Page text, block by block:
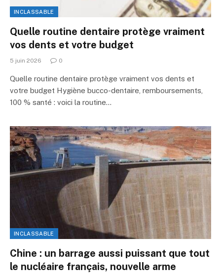
INCLASSABLE
Quelle routine dentaire protège vraiment
vos dents et votre budget
5 juin 2026 0
Quelle routine dentaire protège vraiment vos dents et
votre budget Hygiène bucco-dentaire, remboursements,
100 % santé : voici la routine…
INCLASSABLE
Chine : un barrage aussi puissant que tout
le nucléaire français, nouvelle arme